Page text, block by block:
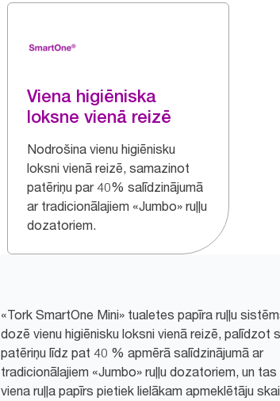
Viena higiēniska
loksne vienā reizē
Nodrošina vienu higiēnisku
loksni vienā reizē, samazinot
patēriņu par 40% salīdzinājumā
ar tradicionālajiem «Jumbo» ruļļu
dozatoriem.
«Tork SmartOne Mini» tualetes papīra ruļļu
dozē vienu higiēnisku loksni vienā reizē, palīdzot
patēriņu līdz pat 40 % apmērā salīdzinājumā ar
tradicionālajiem «Jumbo» ruļļu dozatoriem, un
viena ruļļa papīrs pietiek lielākam apmeklētāju